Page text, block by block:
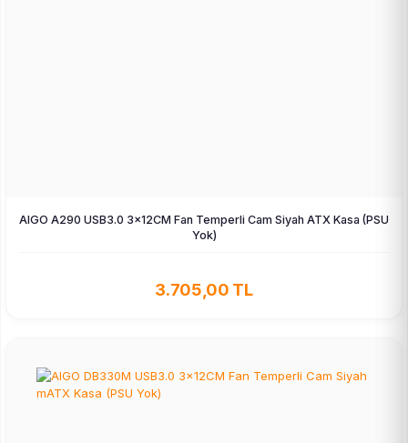
AIGO A290 USB3.0 3×12CM Fan Temperli Cam Siyah ATX Kasa (PSU
Yok)
3.705,00 TL